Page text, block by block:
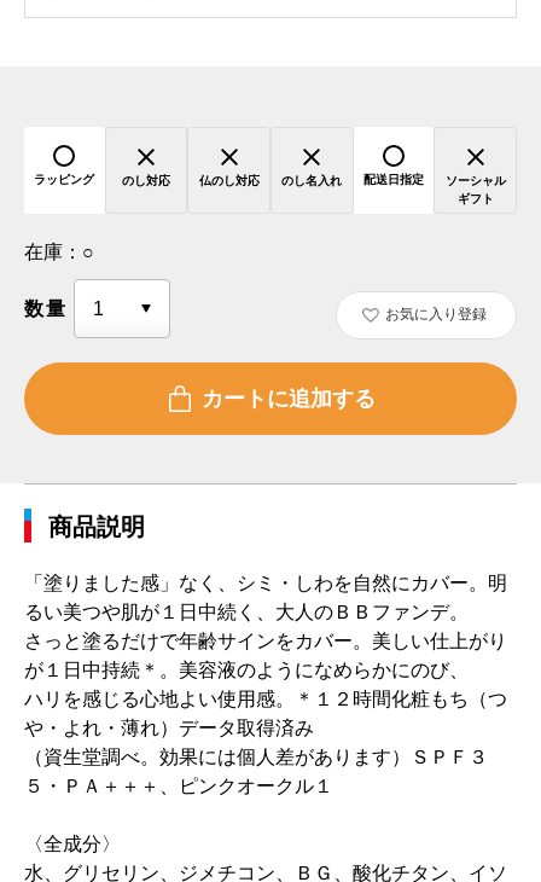
ラッピング のし対応 仏のし対応 のし名入れ 配送日指定
ソーシャル
ギフト
在庫： ○
数量 お気に入り登録
商品説明
「塗りました感」なく、シミ・しわを自然にカバー。明
るい美つや肌が１日中続く、大人のＢＢファンデ。
さっと塗るだけで年齢サインをカバー。美しい仕上がり
が１日中持続＊。美容液のようになめらかにのび、
ハリを感じる心地よい使用感。＊１２時間化粧もち（つ
や・よれ・薄れ）データ取得済み
（資生堂調べ。効果には個人差があります）ＳＰＦ３
５・ＰＡ＋＋＋、ピンクオークル１
〈全成分〉
水、グリセリン、ジメチコン、ＢＧ、酸化チタン、イソ